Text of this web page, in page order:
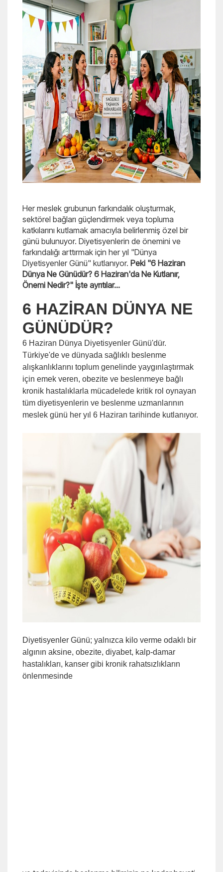
Her meslek grubunun farkındalık oluşturmak,
sektörel bağları güçlendirmek veya topluma
katkılarını kutlamak amacıyla belirlenmiş özel bir
günü bulunuyor. Diyetisyenlerin de önemini ve
farkındalığı arttırmak için her yıl "Dünya
Diyetisyenler Günü" kutlanıyor. Peki "6 Haziran
Dünya Ne Günüdür? 6 Haziran'da Ne Kutlanır,
Önemi Nedir?" İşte ayrıtılar...
6 HAZİRAN DÜNYA NE
GÜNÜDÜR?
6 Haziran Dünya Diyetisyenler Günü'dür.
Türkiye'de ve dünyada sağlıklı beslenme
alışkanlıklarını toplum genelinde yaygınlaştırmak
için emek veren, obezite ve beslenmeye bağlı
kronik hastalıklarla mücadelede kritik rol oynayan
tüm diyetisyenlerin ve beslenme uzmanlarının
meslek günü her yıl 6 Haziran tarihinde kutlanıyor.
Diyetisyenler Günü; yalnızca kilo verme odaklı bir
algının aksine, obezite, diyabet, kalp-damar
hastalıkları, kanser gibi kronik rahatsızlıkların
önlenmesinde